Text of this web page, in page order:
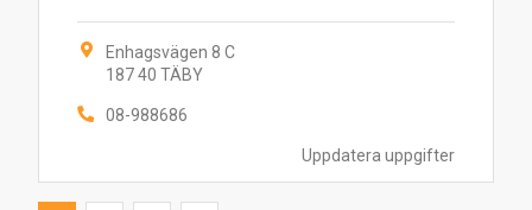
Uppdatera uppgifter
Enhagsvägen 8 C
187 40 TÄBY
08-988686